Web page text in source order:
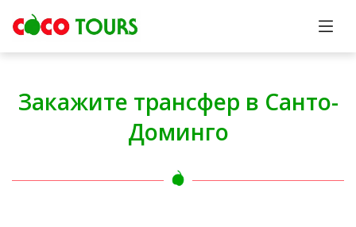
Закажите трансфер в Санто-
Доминго